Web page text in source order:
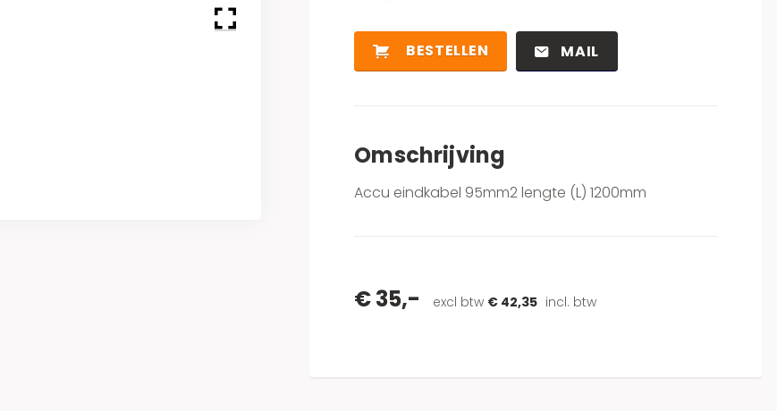
BESTELLEN MAIL
Omschrijving
Accu eindkabel 95mm2 lengte (L) 1200mm
€ 35,- excl btw € 42,35 incl. btw